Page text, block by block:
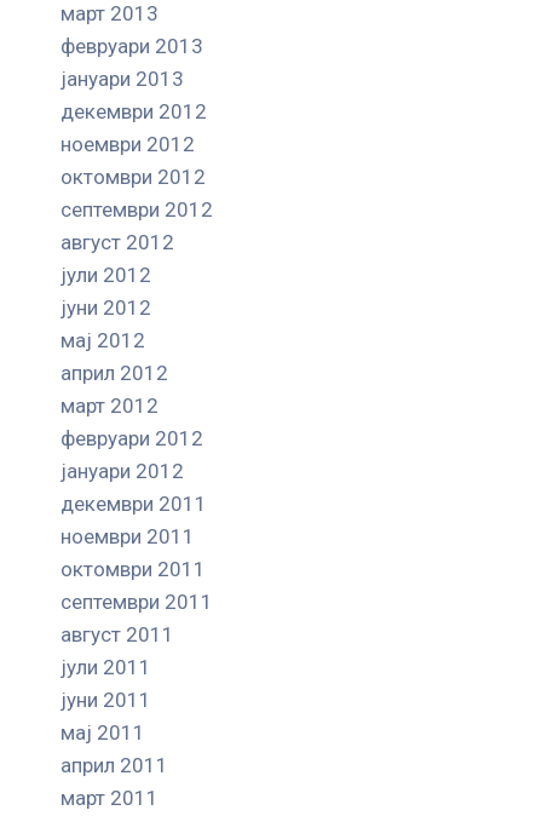
март 2013
февруари 2013
јануари 2013
декември 2012
ноември 2012
октомври 2012
септември 2012
август 2012
јули 2012
јуни 2012
мај 2012
април 2012
март 2012
февруари 2012
јануари 2012
декември 2011
ноември 2011
октомври 2011
септември 2011
август 2011
јули 2011
јуни 2011
мај 2011
април 2011
март 2011